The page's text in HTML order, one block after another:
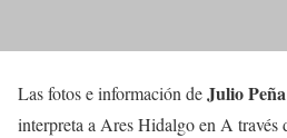
Las fotos e información deJulio
interpreta a Ares Hidalgo en A través